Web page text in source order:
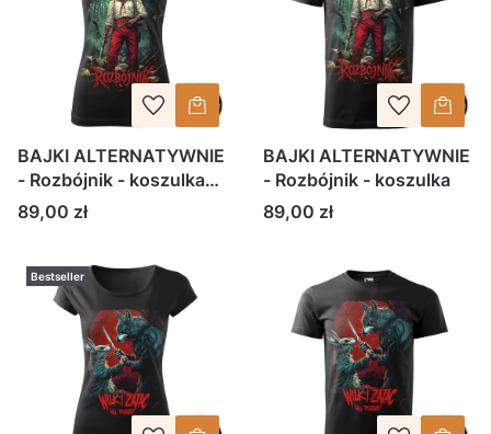
BAJKI ALTERNATYWNIE
- Rozbójnik - koszulka
damska
Cena
89,00 zł
BAJKI ALTERNATYWNIE
- Rozbójnik - koszulka
Cena
89,00 zł
Bestseller